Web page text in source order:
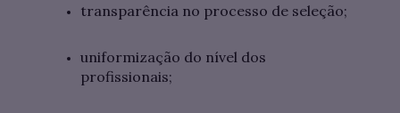
transparência no processo de seleção;
uniformização do nível dos
profissionais;